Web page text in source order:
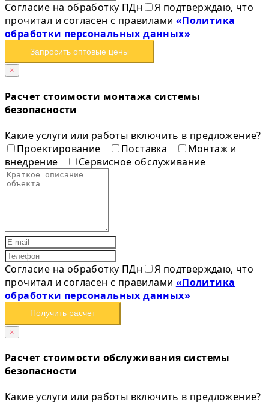
Согласие на обработку ПДн
Я подтверждаю, что
прочитал и согласен с правилами «Политика
обработки персональных данных»
Запросить оптовые цены
×
Расчет стоимости монтажа системы
безопасности
Какие услуги или работы включить в предложение?
Проектирование
Поставка
Монтаж и
внедрение
Сервисное обслуживание
Согласие на обработку ПДн
Я подтверждаю, что
прочитал и согласен с правилами «Политика
обработки персональных данных»
Получить расчет
×
Расчет стоимости обслуживания системы
безопасности
Какие услуги или работы включить в предложение?